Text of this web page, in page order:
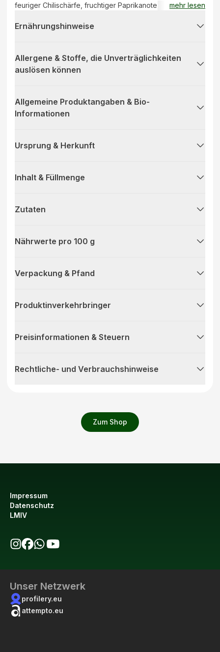
Zum Shop
feuriger Chilischärfe, fruchtiger Paprikanote, würzigem
kräftig-grüner Petersilie. So entsteht für unsere Italien- und
Landesfarben Grün, Weiß und Rot. HERBARIA
ALL'ARRABBIATA: Bella Italia in vollendet würzig-scharfer
Pracht.
mehr lesen
Ernährungshinweise
Allergene & Stoffe, die Unverträglichkeiten
auslösen können
Allgemeine Produktangaben & Bio-
Informationen
Ursprung & Herkunft
Inhalt & Füllmenge
Zutaten
Nährwerte pro 100 g
Verpackung & Pfand
Produktinverkehrbringer
Preisinformationen & Steuern
Rechtliche- und Verbrauchshinweise
Impressum
Datenschutz
LMIV
Unser Netzwerk
profilery.eu
attempto.eu